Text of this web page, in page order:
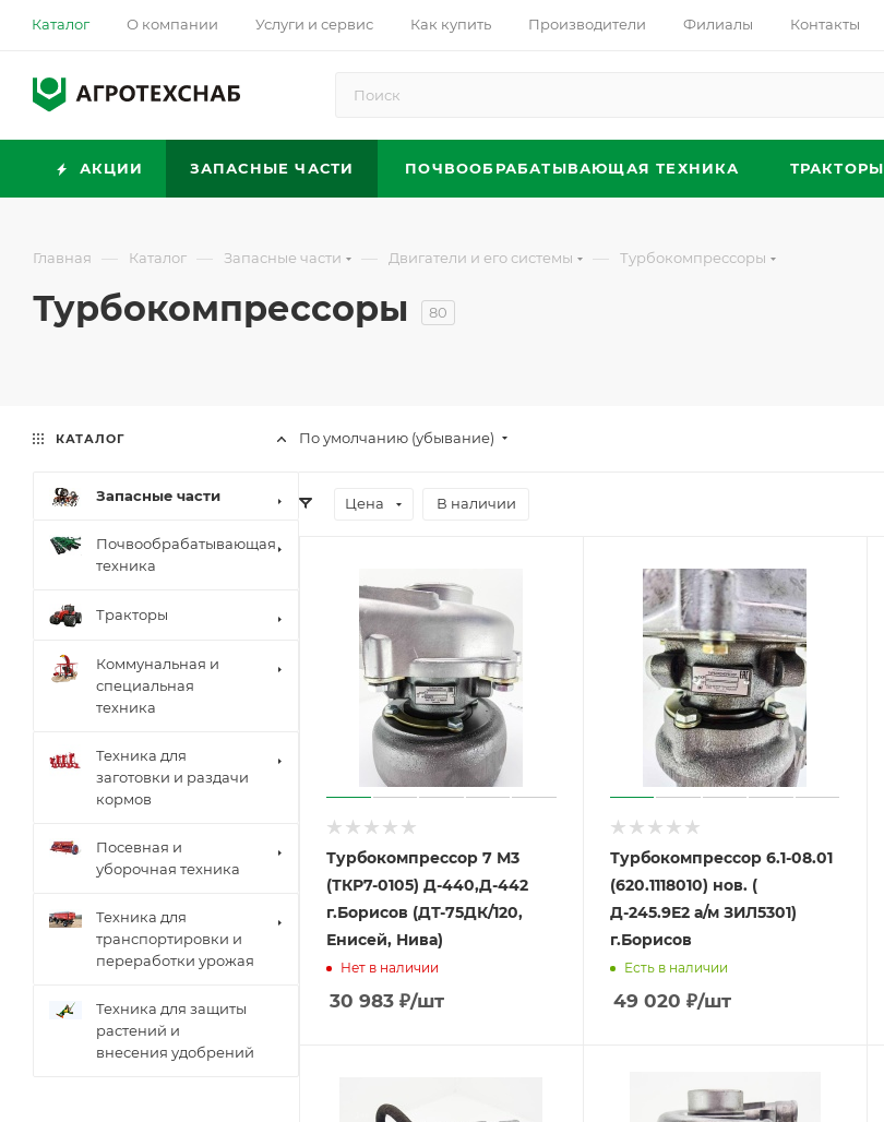
Каталог О компании Услуги и сервис Как купить Производители Филиалы Контакты
АКЦИИ ЗАПАСНЫЕ ЧАСТИ ПОЧВООБРАБАТЫВАЮЩАЯ ТЕХНИКА ТРАКТОРЫ
Главная — Каталог — Запасные части — Двигатели и его системы — Турбокомпрессоры
Турбокомпрессоры 80
По умолчанию (убывание)
Цена В наличии
Турбокомпрессор 7 М3
(ТКР7-0105) Д-440,Д-442
г.Борисов (ДТ-75ДК/120,
Енисей, Нива)
Нет в наличии
30 983 ₽/шт
Турбокомпрессор 6.1-08.01
(620.1118010) нов. (
Д-245.9Е2 а/м ЗИЛ5301)
г.Борисов
Есть в наличии
49 020 ₽/шт
КАТАЛОГ
Запасные части
Почвообрабатывающая
техника
Тракторы
Коммунальная и
специальная
техника
Техника для
заготовки и раздачи
кормов
Посевная и
уборочная техника
Техника для
транспортировки и
переработки урожая
Техника для защиты
растений и
внесения удобрений